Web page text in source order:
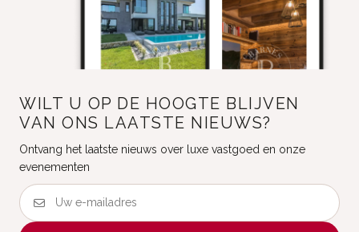
WILT U OP DE HOOGTE BLIJVEN
VAN ONS LAATSTE NIEUWS?
Ontvang het laatste nieuws over luxe vastgoed en onze
evenementen